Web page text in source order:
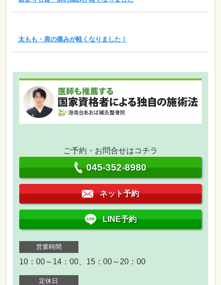
太もも・肩の痛みが軽くなりました！
ご予約・お問合せはコチラ
045-352-8980
ネット予約
LINE予約
営業時間
10：00～14：00、15：00～20：00
定休日